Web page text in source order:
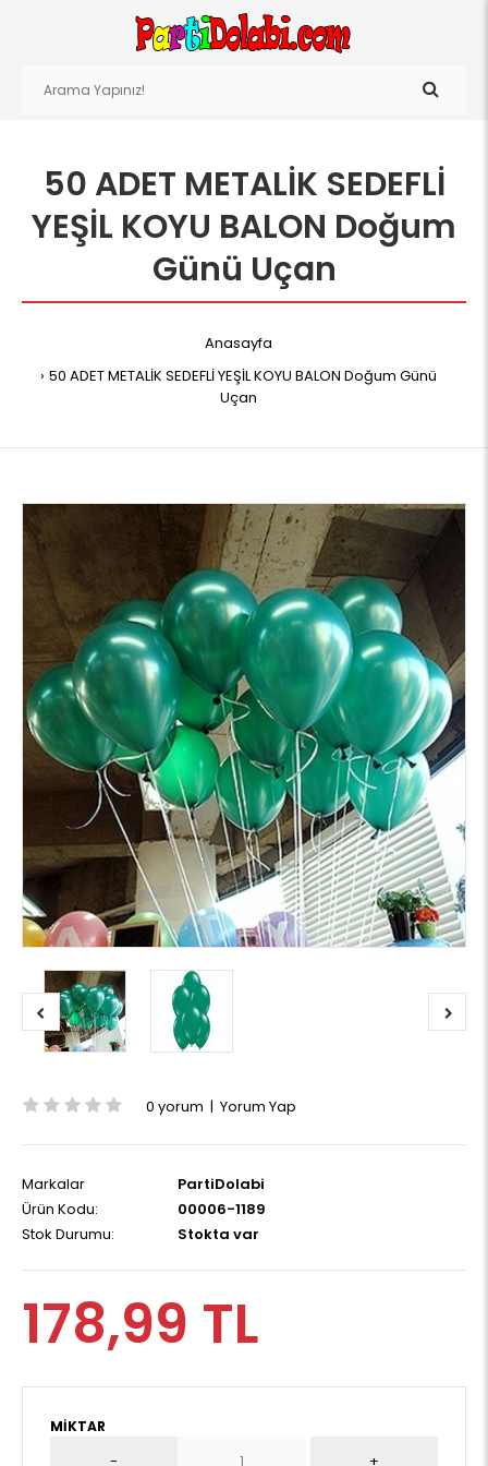
50 ADET METALİK SEDEFLİ
YEŞİL KOYU BALON Doğum
Günü Uçan
Anasayfa
50 ADET METALİK SEDEFLİ YEŞİL KOYU BALON Doğum Günü
Uçan
0 yorum | Yorum Yap
Markalar
PartiDolabi
Ürün Kodu:
00006-1189
Stok Durumu:
Stokta var
178,99 TL
MIKTAR